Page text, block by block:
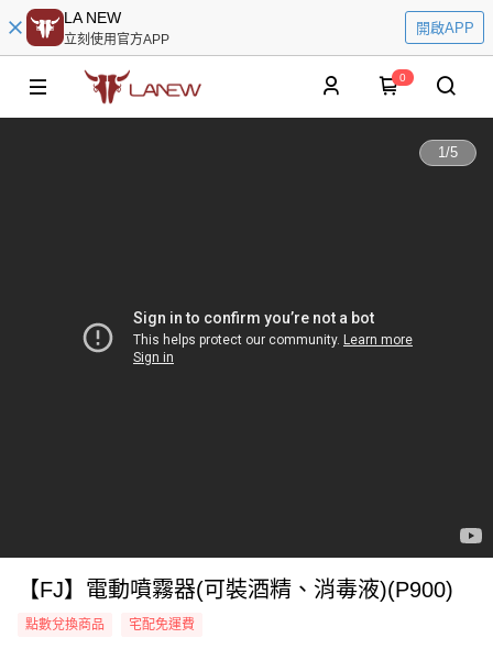
LA NEW
立刻使用官方APP
開啟APP
0
1/5
【FJ】電動噴霧器(可裝酒精、消毒液)(P900)
點數兌換商品 宅配免運費